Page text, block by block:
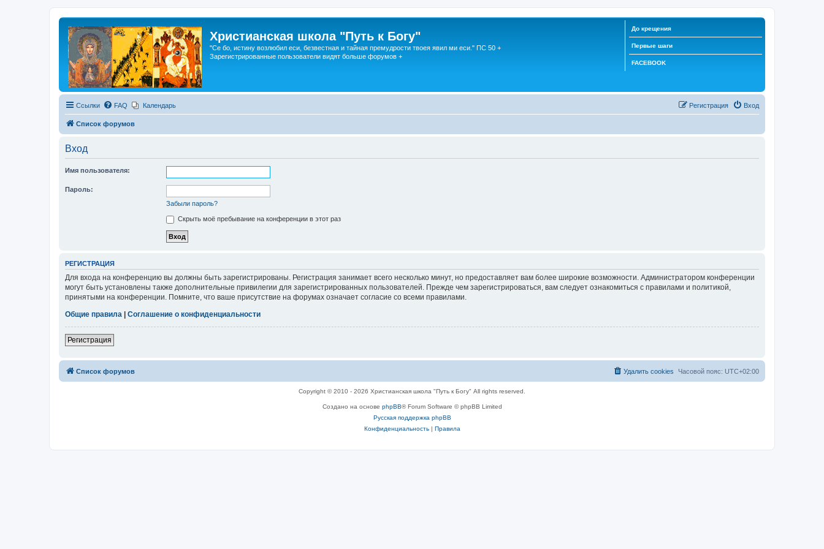
Христианская школа "Путь к Богу"
"Се бо, истину возлюбил еси, безвестная и тайная премудрости твоея явил ми еси." ПС 50 +
Зарегистрированные пользователи видят больше форумов +
До крещения
Первые шаги
FACEBOOK
Ссылки FAQ Календарь Вход
Регистрация
Список форумов
Вход
Имя пользователя:
Пароль:
Забыли пароль?
Скрыть моё пребывание на конференции в этот раз
РЕГИСТРАЦИЯ
Для входа на конференцию вы должны быть зарегистрированы. Регистрация занимает всего несколько минут, но предоставляет вам более широкие возможности. Администратором конференции
могут быть установлены также дополнительные привилегии для зарегистрированных пользователей. Прежде чем зарегистрироваться, вам следует ознакомиться с правилами и политикой,
принятыми на конференции. Помните, что ваше присутствие на форумах означает согласие со всеми правилами.
Общие правила
Соглашение о конфиденциальности
Регистрация
Список форумов Часовой пояс: UTC+02:00
Удалить cookies
Copyright © 2010 - 2026 Христианская школа "Путь к Богу" All rights reserved.
Создано на основе phpBB® Forum Software © phpBB Limited
Русская поддержка phpBB
Конфиденциальность| Правила